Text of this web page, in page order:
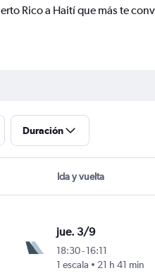
Rico a Haití que más te
Duración
Ida y vuelta
jue. 3/9
18:30-16:11
1 escala
21 h 41 min